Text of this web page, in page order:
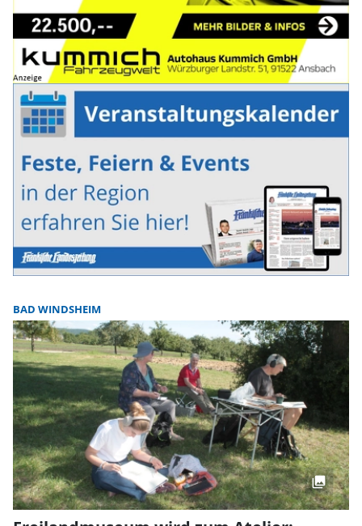
BAD WINDSHEIM